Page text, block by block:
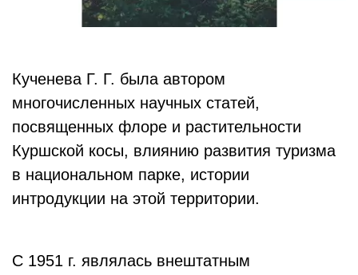
Кученева Г. Г. была автором
многочисленных научных статей,
посвященных флоре и растительности
Куршской косы, влиянию развития туризма
в национальном парке, истории
интродукции на этой территории.
С 1951 г. являлась внештатным